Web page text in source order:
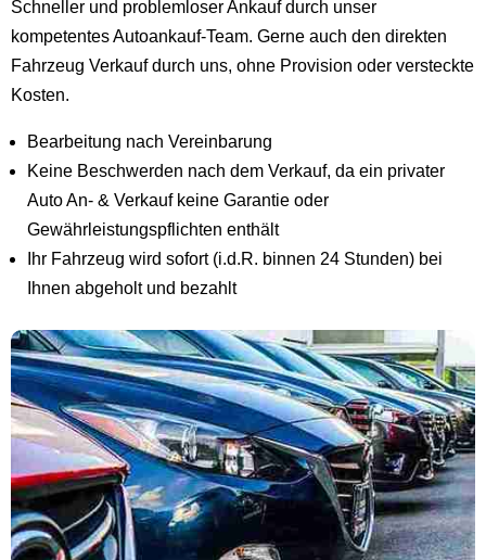
Schneller und problemloser Ankauf durch unser
kompetentes Autoankauf-Team. Gerne auch den direkten
Fahrzeug Verkauf durch uns, ohne Provision oder versteckte
Kosten.
Bearbeitung nach Vereinbarung
Keine Beschwerden nach dem Verkauf, da ein privater
Auto An- & Verkauf keine Garantie oder
Gewährleistungspflichten enthält
Ihr Fahrzeug wird sofort (i.d.R. binnen 24 Stunden) bei
Ihnen abgeholt und bezahlt